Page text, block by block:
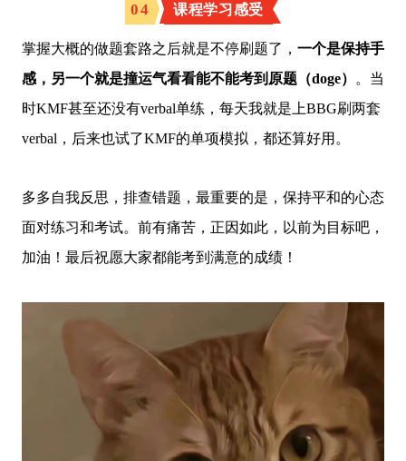
04 课程学习感受
掌握大概的做题套路之后就是不停刷题了， 一个是保持手
感，另一个就是撞运气看看能不能考到原题（doge）
。当
时KMF甚至还没有verbal单练，每天我就是上BBG刷两套
verbal，后来也试了KMF的单项模拟，都还算好用。
多多自我反思，排查错题，最重要的是，保持平和的心态
面对练习和考试。前有痛苦，正因如此，以前为目标吧，
加油！最后祝愿大家都能考到满意的成绩！